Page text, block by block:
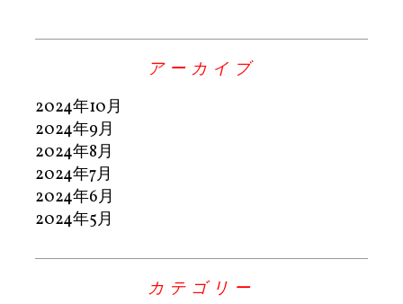
アーカイブ
2024年10月
2024年9月
2024年8月
2024年7月
2024年6月
2024年5月
カテゴリー